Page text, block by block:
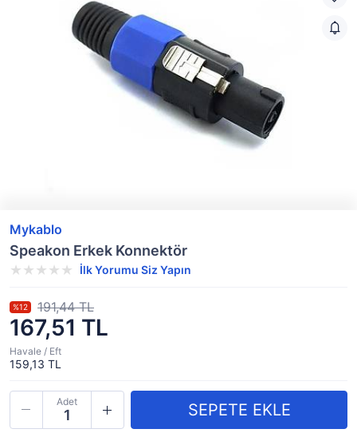
Mykablo
Speakon Erkek Konnektör
İlk Yorumu Siz Yapın
167,51 TL
%12 191,44 TL
Havale / Eft
159,13 TL
Adet